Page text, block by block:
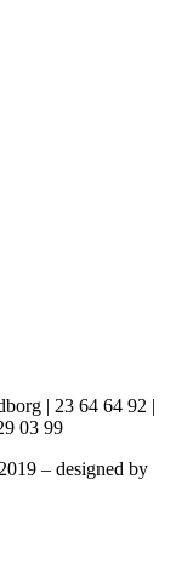
| 23 64 64 92 |
03 99
– designed by